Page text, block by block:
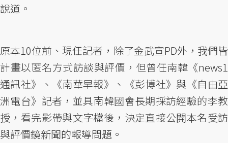
說道。
原本10位前、現任記者，除了金武宣PD外，我們皆
計畫以匿名方式訪談與評價，但曾任南韓《news1
通訊社》、《南華早報》、《彭博社》與《自由亞
洲電台》記者，並具南韓國會長期採訪經驗的李教
授，看完影帶與文字檔後，決定直接公開本名受訪
與評價鏡新聞的報導問題。